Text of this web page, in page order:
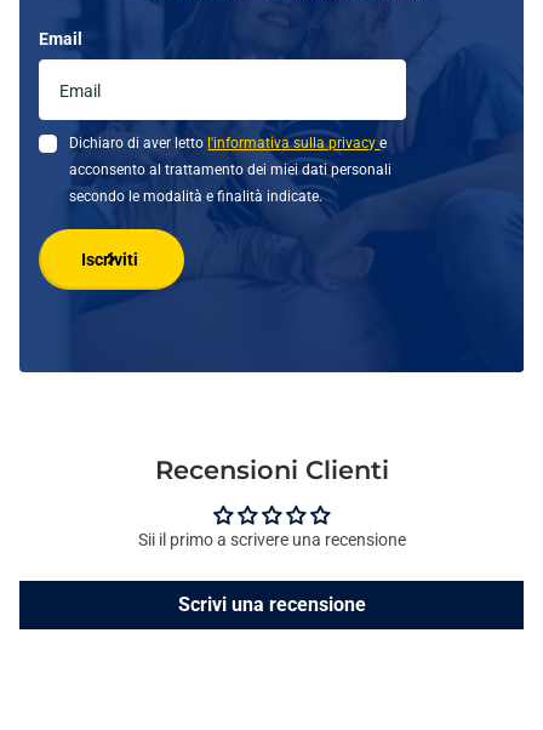
Email
Dichiaro di aver letto l'informativa sulla privacye
acconsento al trattamento dei miei dati personali
secondo le modalità e finalità indicate.
Iscriviti
Recensioni Clienti
Sii il primo a scrivere una recensione
Scrivi una recensione